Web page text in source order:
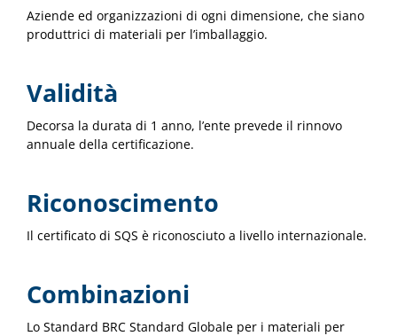
Aziende ed organizzazioni di ogni dimensione, che siano
produttrici di materiali per l’imballaggio.
Validità
Decorsa la durata di 1 anno, l’ente prevede il rinnovo
annuale della certificazione.
Riconoscimento
Il certificato di SQS è riconosciuto a livello internazionale.
Combinazioni
Lo Standard BRC Standard Globale per i materiali per